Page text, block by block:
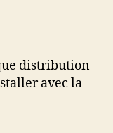
distribution
avec la